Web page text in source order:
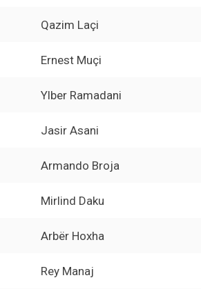
Qazim Laçi
Ernest Muçi
Ylber Ramadani
Jasir Asani
Armando Broja
Mirlind Daku
Arbër Hoxha
Rey Manaj